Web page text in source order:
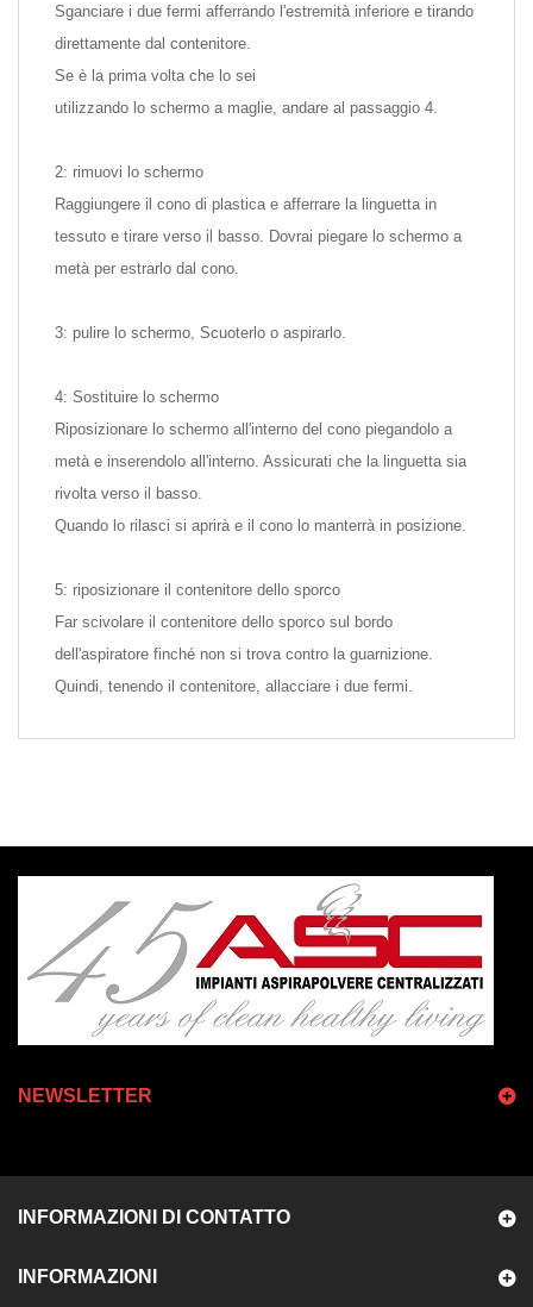
Sganciare i due fermi afferrando l'estremità inferiore e tirando
direttamente dal contenitore.
Se è la prima volta che lo sei
utilizzando lo schermo a maglie, andare al passaggio 4.
2: rimuovi lo schermo
Raggiungere il cono di plastica e afferrare la linguetta in
tessuto e tirare verso il basso. Dovrai piegare lo schermo a
metà per estrarlo dal cono.
3: pulire lo schermo, Scuoterlo o aspirarlo.
4: Sostituire lo schermo
Riposizionare lo schermo all'interno del cono piegandolo a
metà e inserendolo all'interno. Assicurati che la linguetta sia
rivolta verso il basso.
Quando lo rilasci si aprirà e il cono lo manterrà in posizione.
5: riposizionare il contenitore dello sporco
Far scivolare il contenitore dello sporco sul bordo
dell'aspiratore finché non si trova contro la guarnizione.
Quindi, tenendo il contenitore, allacciare i due fermi.
NEWSLETTER
INFORMAZIONI DI CONTATTO
INFORMAZIONI